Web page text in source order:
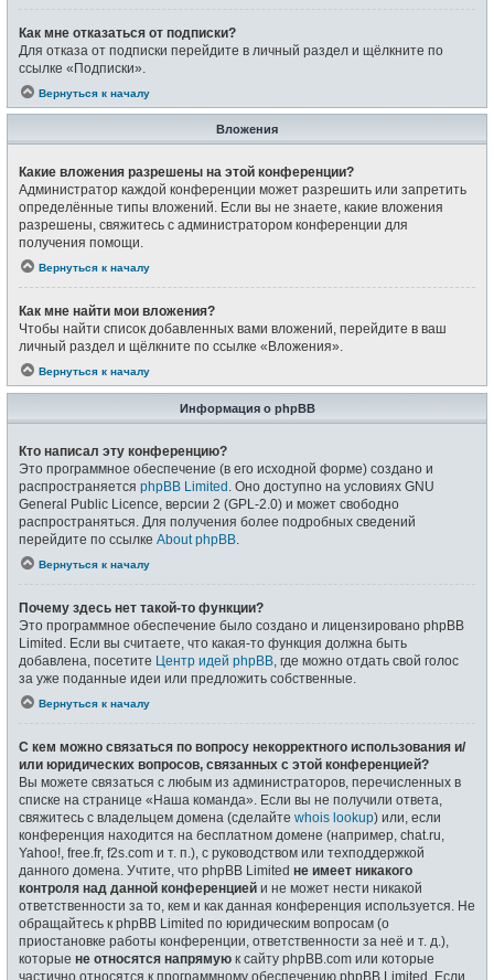
Как мне отказаться от подписки?
Для отказа от подписки перейдите в личный раздел и щёлкните по
ссылке «Подписки».
Вернуться к началу
Вложения
Какие вложения разрешены на этой конференции?
Администратор каждой конференции может разрешить или запретить
определённые типы вложений. Если вы не знаете, какие вложения
разрешены, свяжитесь с администратором конференции для
получения помощи.
Вернуться к началу
Как мне найти мои вложения?
Чтобы найти список добавленных вами вложений, перейдите в ваш
личный раздел и щёлкните по ссылке «Вложения».
Вернуться к началу
Информация о phpBB
Кто написал эту конференцию?
Это программное обеспечение (в его исходной форме) создано и
распространяется phpBB Limited . Оно доступно на условиях GNU
General Public Licence, версии 2 (GPL-2.0) и может свободно
распространяться. Для получения более подробных сведений
перейдите по ссылке About phpBB
Вернуться к началу
Почему здесь нет такой-то функции?
Это программное обеспечение было создано и лицензировано phpBB
Limited. Если вы считаете, что какая-то функция должна быть
добавлена, посетите Центр идей phpBB , где можно отдать свой голос
за уже поданные идеи или предложить собственные.
Вернуться к началу
С кем можно связаться по вопросу некорректного использования и/
или юридических вопросов, связанных с этой конференцией?
Вы можете связаться с любым из администраторов, перечисленных в
списке на странице «Наша команда». Если вы не получили ответа,
свяжитесь с владельцем домена (сделайте whois lookup) или, если
конференция находится на бесплатном домене (например, chat.ru,
Yahoo!, free.fr, f2s.com и т. п.), с руководством или техподдержкой
данного домена. Учтите, что phpBB Limited не имеет никакого
контроля над данной конференцией и не может нести никакой
ответственности за то, кем и как данная конференция используется. Не
обращайтесь к phpBB Limited по юридическим вопросам (о
приостановке работы конференции, ответственности за неё и т. д.),
которые не относятся напрямую к сайту phpBB.com или которые
частично относятся к программному обеспечению phpBB Limited. Если